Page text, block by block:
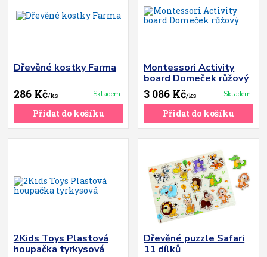
Dřevěné kostky Farma
286 Kč/ks Skladem
Přidat do košíku
Montessori Activity
board Domeček růžový
3 086 Kč/ks Skladem
Přidat do košíku
2Kids Toys Plastová
houpačka tyrkysová
Dřevěné puzzle Safari
11 dílků